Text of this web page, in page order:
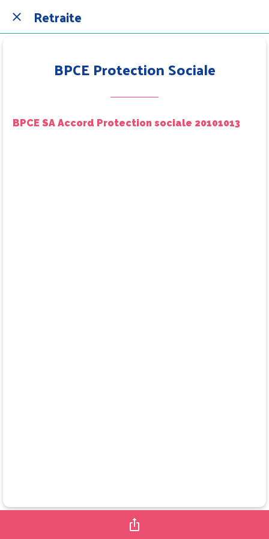
Retraite
BPCE Protection Sociale
BPCE SA Accord Protection sociale 20101013